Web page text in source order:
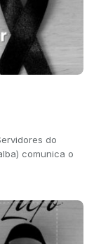
do
comunica o